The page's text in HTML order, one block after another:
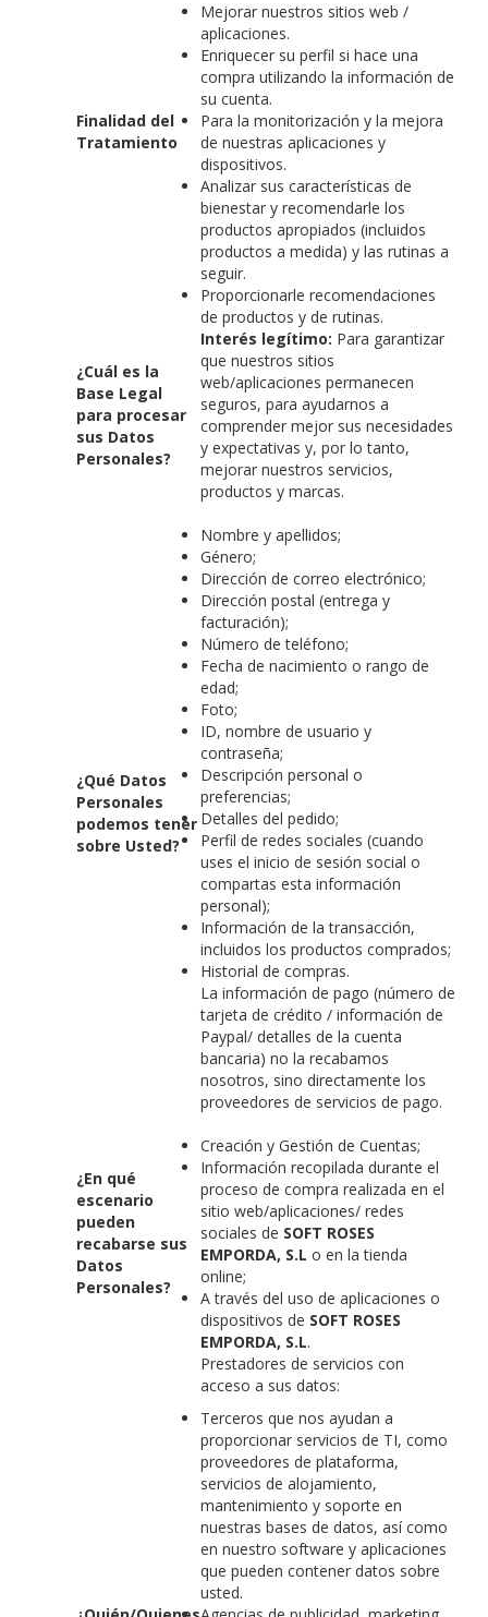
Finalidad del
Tratamiento
Mejorar nuestros sitios web /
aplicaciones.
Enriquecer su perfil si hace una
compra utilizando la información de
su cuenta.
Para la monitorización y la mejora
de nuestras aplicaciones y
dispositivos.
Analizar sus características de
bienestar y recomendarle los
productos apropiados (incluidos
productos a medida) y las rutinas a
seguir.
Proporcionarle recomendaciones
de productos y de rutinas.
¿Cuál es la
Base Legal
para procesar
sus Datos
Personales?
Interés legítimo: Para garantizar
que nuestros sitios
web/aplicaciones permanecen
seguros, para ayudarnos a
comprender mejor sus necesidades
y expectativas y, por lo tanto,
mejorar nuestros servicios,
productos y marcas.
¿Qué Datos
Personales
podemos tener
sobre Usted?
Nombre y apellidos;
Género;
Dirección de correo electrónico;
Dirección postal (entrega y
facturación);
Número de teléfono;
Fecha de nacimiento o rango de
edad;
Foto;
ID, nombre de usuario y
contraseña;
Descripción personal o
preferencias;
Detalles del pedido;
Perfil de redes sociales (cuando
uses el inicio de sesión social o
compartas esta información
personal);
Información de la transacción,
incluidos los productos comprados;
Historial de compras.
La información de pago (número de
tarjeta de crédito / información de
Paypal/ detalles de la cuenta
bancaria) no la recabamos
nosotros, sino directamente los
proveedores de servicios de pago.
¿En qué
escenario
pueden
recabarse sus
Datos
Personales?
Creación y Gestión de Cuentas;
Información recopilada durante el
proceso de compra realizada en el
sitio web/aplicaciones/ redes
sociales de SOFT ROSES
EMPORDA, S.L o en la tienda
online;
A través del uso de aplicaciones o
dispositivos de SOFT ROSES
EMPORDA, S.L.
Prestadores de servicios con
acceso a sus datos:
Terceros que nos ayudan a
proporcionar servicios de TI, como
proveedores de plataforma,
servicios de alojamiento,
mantenimiento y soporte en
nuestras bases de datos, así como
en nuestro software y aplicaciones
que pueden contener datos sobre
usted.